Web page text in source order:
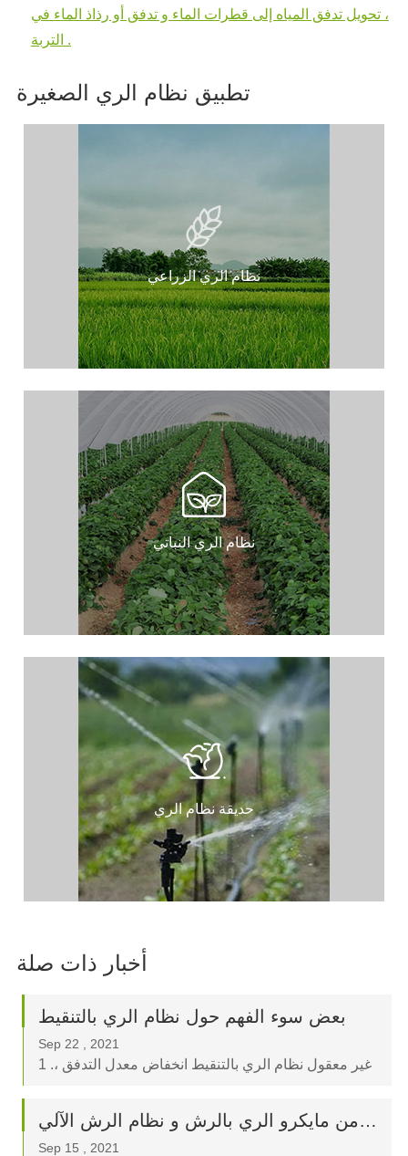
، تحويل تدفق المياه إلى قطرات الماء و تدفق أو رذاذ الماء في
التربة .
تطبيق نظام الري الصغيرة
نظام الري الزراعي
نظام الري النباتي
حديقة نظام الري
أخبار ذات صلة
بعض سوء الفهم حول نظام الري بالتنقيط
Sep 22 , 2021
1 .غير معقول نظام الري بالتنقيط انخفاض معدل التدفق ،
نرى عملية الري .إذا كان الري وقت طويل جدا ، يمكن أن
تنتج عمق التسرب والنفايات .I .
مقدمة موجزة من مايكرو الري بالرش و نظام الرش الآلي
Sep 15 , 2021